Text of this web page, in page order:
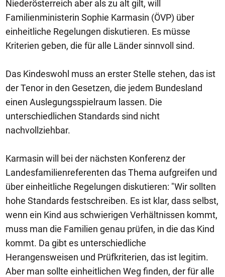
Niederösterreich aber als zu alt gilt, will
Familienministerin Sophie Karmasin (ÖVP) über
einheitliche Regelungen diskutieren. Es müsse
Kriterien geben, die für alle Länder sinnvoll sind.
Das Kindeswohl muss an erster Stelle stehen, das ist
der Tenor in den Gesetzen, die jedem Bundesland
einen Auslegungsspielraum lassen. Die
unterschiedlichen Standards sind nicht
nachvollziehbar.
Karmasin will bei der nächsten Konferenz der
Landesfamilienreferenten das Thema aufgreifen und
über einheitliche Regelungen diskutieren: "Wir sollten
hohe Standards festschreiben. Es ist klar, dass selbst,
wenn ein Kind aus schwierigen Verhältnissen kommt,
muss man die Familien genau prüfen, in die das Kind
kommt. Da gibt es unterschiedliche
Herangensweisen und Prüfkriterien, das ist legitim.
Aber man sollte einheitlichen Weg finden, der für alle